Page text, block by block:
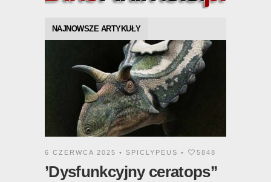
NAJNOWSZE ARTYKUŁY
6 CZERWCA 2025 • SPICLYPEUS • 5848
’Dysfunkcyjny ceratops’’